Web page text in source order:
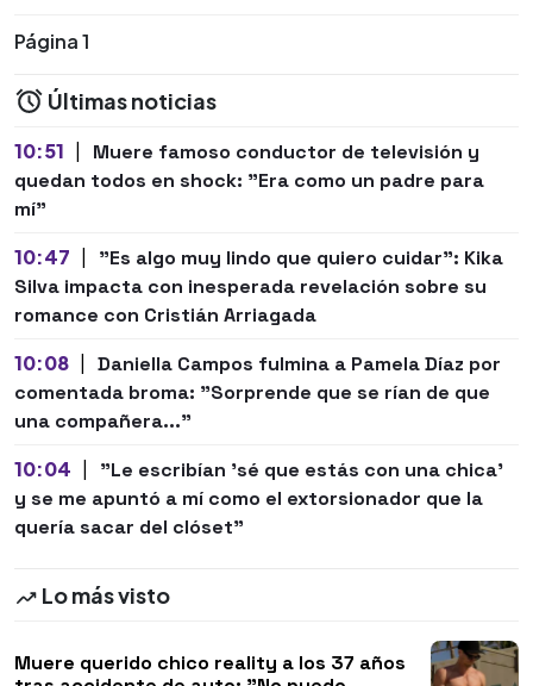
Página 1
Últimas noticias
10:51
Muere famoso conductor de televisión y
quedan todos en shock: "Era como un padre para
mí"
10:47
"Es algo muy lindo que quiero cuidar": Kika
Silva impacta con inesperada revelación sobre su
romance con Cristián Arriagada
10:08
Daniella Campos fulmina a Pamela Díaz por
comentada broma: "Sorprende que se rían de que
una compañera..."
10:04
"Le escribían 'sé que estás con una chica'
y se me apuntó a mí como el extorsionador que la
quería sacar del clóset"
Lo más visto
Muere querido chico reality a los 37 años